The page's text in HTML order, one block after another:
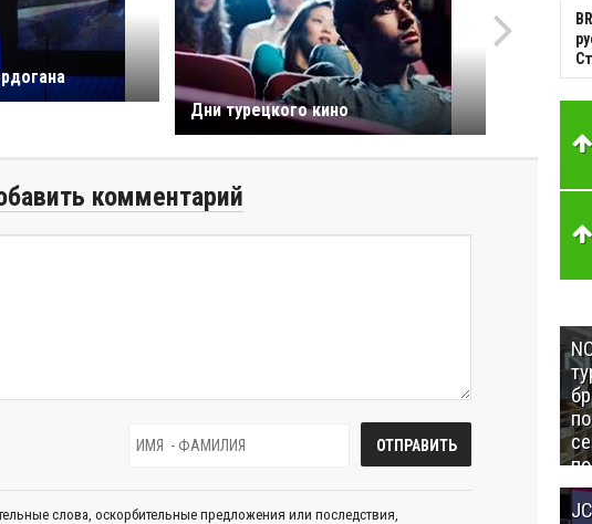
Дни турецкого кино
комментарий
слова, оскорбительные предложения или последствия,